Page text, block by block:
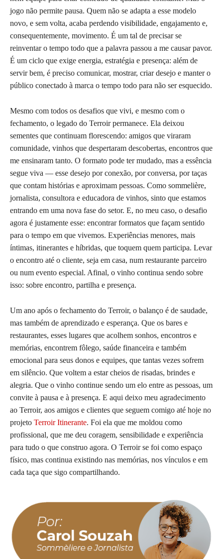
jogo não permite pausa. Quem não se adapta a esse modelo
novo, e sem volta, acaba perdendo visibilidade, engajamento e,
consequentemente, movimento. É um tal de precisar se
reinventar o tempo todo que a palavra passou a me causar pavor.
É um ciclo que exige energia, estratégia e presença: além de
servir bem, é preciso comunicar, mostrar, criar desejo e manter o
público conectado à marca o tempo todo para não ser esquecido.
Mesmo com todos os desafios que vivi, e mesmo com o
fechamento, o legado do Terroir permanece. Ela deixou
sementes que continuam florescendo: amigos que viraram
comunidade, vinhos que despertaram descobertas, encontros que
me ensinaram tanto. O formato pode ter mudado, mas a essência
segue viva — esse desejo por conexão, por conversa, por taças
que contam histórias e aproximam pessoas. Como sommelière,
jornalista, consultora e educadora de vinhos, sinto que estamos
entrando em uma nova fase do setor. E, no meu caso, o desafio
agora é justamente esse: encontrar formatos que façam sentido
para o tempo em que vivemos. Experiências menores, mais
íntimas, itinerantes e híbridas, que toquem quem participa. Levar
o encontro até o cliente, seja em casa, num restaurante parceiro
ou num evento especial. Afinal, o vinho continua sendo sobre
isso: sobre encontro, partilha e presença.
Um ano após o fechamento do Terroir, o balanço é de saudade,
mas também de aprendizado e esperança. Que os bares e
restaurantes, esses lugares que acolhem sonhos, encontros e
memórias, encontrem fôlego, saúde financeira e também
emocional para seus donos e equipes, que tantas vezes sofrem
em silêncio. Que voltem a estar cheios de risadas, brindes e
alegria. Que o vinho continue sendo um elo entre as pessoas, um
convite à pausa e à presença. E aqui deixo meu agradecimento
ao Terroir, aos amigos e clientes que seguem comigo até hoje no
projeto Terroir Itinerante. Foi ela que me moldou como
profissional, que me deu coragem, sensibilidade e experiência
para tudo o que construo agora. O Terroir se foi como espaço
físico, mas continua existindo nas memórias, nos vínculos e em
cada taça que sigo compartilhando.